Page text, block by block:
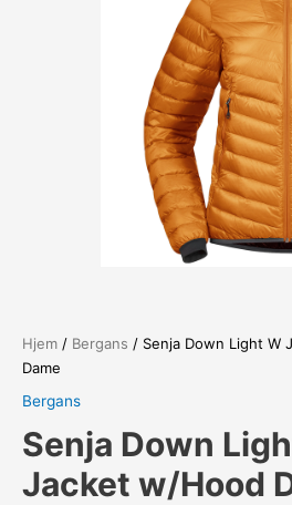
Hjem / Bergans / Senja Down Light W
Dame
Bergans
Senja Down
Jacket w/Hood